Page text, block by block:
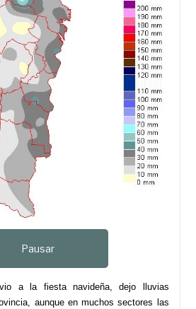
Pausar
a la fiesta navideña, dejo lluvias
aunque en muchos sectores las